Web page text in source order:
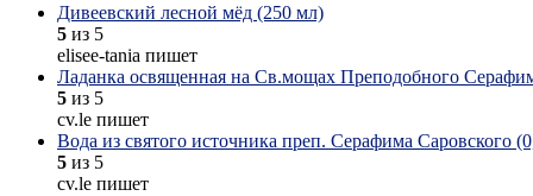
Дивеевский лесной мёд (250 мл)
5 из 5
elisee-tania пишет
Ладанка освященная на Св.мощах Преподобного
5 из 5
cv.le пишет
Вода из святого источника преп. Серафима Саровского
5 из 5
cv.le пишет